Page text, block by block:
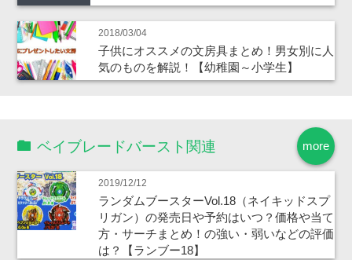
2018/03/04
子供にオススメの文房具まとめ！男女別に人
気のものを解説！【幼稚園～小学生】
more
ベイブレードバースト関連
2019/12/12
ランダムブースターVol.18（ネイキッドスプ
リガン）の発売日や予約はいつ？価格や当て
方・サーチまとめ！の強い・弱いなどの評価
は？【ランブー18】